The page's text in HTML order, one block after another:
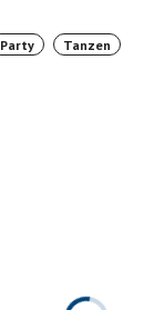
Party Tanzen